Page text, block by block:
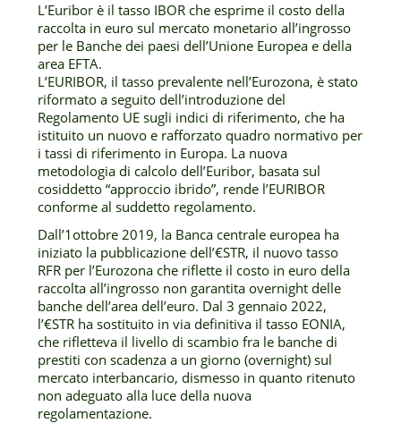
L’Euribor è il tasso IBOR che esprime il costo della
raccolta in euro sul mercato monetario all’ingrosso
per le Banche dei paesi dell’Unione Europea e della
area EFTA.
L’EURIBOR, il tasso prevalente nell’Eurozona, è stato
riformato a seguito dell’introduzione del
Regolamento UE sugli indici di riferimento, che ha
istituito un nuovo e rafforzato quadro normativo per
i tassi di riferimento in Europa. La nuova
metodologia di calcolo dell’Euribor, basata sul
cosiddetto “approccio ibrido”, rende l’EURIBOR
conforme al suddetto regolamento.
Dall’1ottobre 2019, la Banca centrale europea ha
iniziato la pubblicazione dell’€STR, il nuovo tasso
RFR per l’Eurozona che riflette il costo in euro della
raccolta all’ingrosso non garantita overnight delle
banche dell’area dell’euro. Dal 3 gennaio 2022,
l’€STR ha sostituito in via definitiva il tasso EONIA,
che rifletteva il livello di scambio fra le banche di
prestiti con scadenza a un giorno (overnight) sul
mercato interbancario, dismesso in quanto ritenuto
non adeguato alla luce della nuova
regolamentazione.